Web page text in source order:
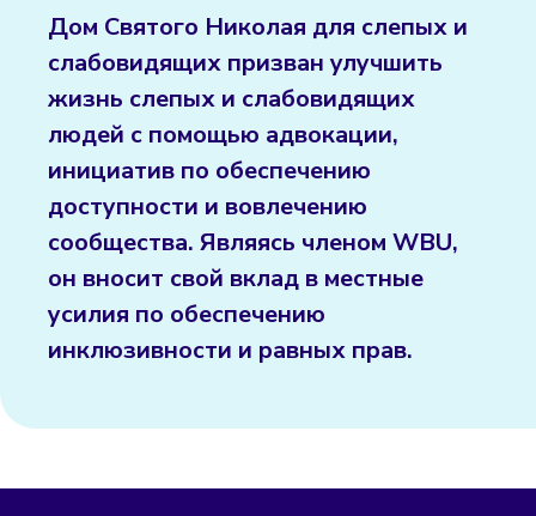
Дом Святого Николая для слепых и
слабовидящих призван улучшить
жизнь слепых и слабовидящих
людей с помощью адвокации,
инициатив по обеспечению
доступности и вовлечению
сообщества. Являясь членом WBU,
он вносит свой вклад в местные
усилия по обеспечению
инклюзивности и равных прав.